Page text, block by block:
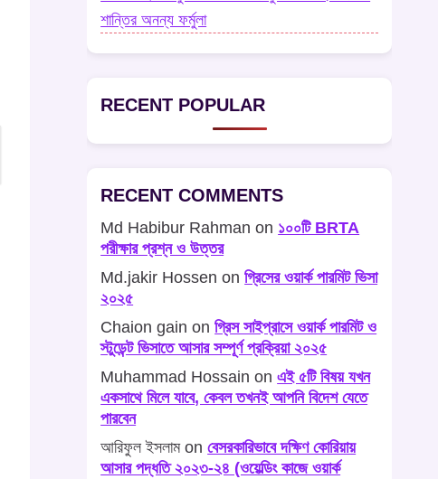
শান্তির অনন্য ফর্মুলা
RECENT POPULAR
RECENT COMMENTS
Md Habibur Rahman on ১০০টি BRTA
পরীক্ষার প্রশ্ন ও উত্তর
Md.jakir Hossen onগ্রিসের ওয়ার্ক পারমিট ভিসা
২০২৫
Chaion gain onগ্রিস সাইপ্রাসে ওয়ার্ক পারমিট ও
স্টুডেন্ট ভিসাতে আসার সম্পূর্ণ প্রক্রিয়া ২০২৫
Muhammad Hossain onএই ৫টি বিষয় যখন
একসাথে মিলে যাবে, কেবল তখনই আপনি বিদেশ যেতে
পারবেন
আরিফুল ইসলামonবেসরকারিভাবে দক্ষিণ কোরিয়ায়
আসার পদ্ধতি ২০২৩-২৪ (ওয়েল্ডিং কাজে ওয়ার্ক